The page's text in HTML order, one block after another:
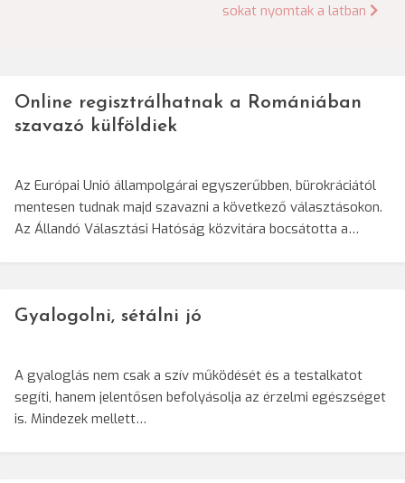
sokat nyomtak a latban
Online regisztrálhatnak a Romániában
szavazó külföldiek
Az Európai Unió állampolgárai egyszerűbben, bürokráciától
mentesen tudnak majd szavazni a következő választásokon.
Az Állandó Választási Hatóság közvitára bocsátotta a…
Gyalogolni, sétálni jó
A gyaloglás nem csak a szív működését és a testalkatot
segíti, hanem jelentősen befolyásolja az érzelmi egészséget
is. Mindezek mellett…